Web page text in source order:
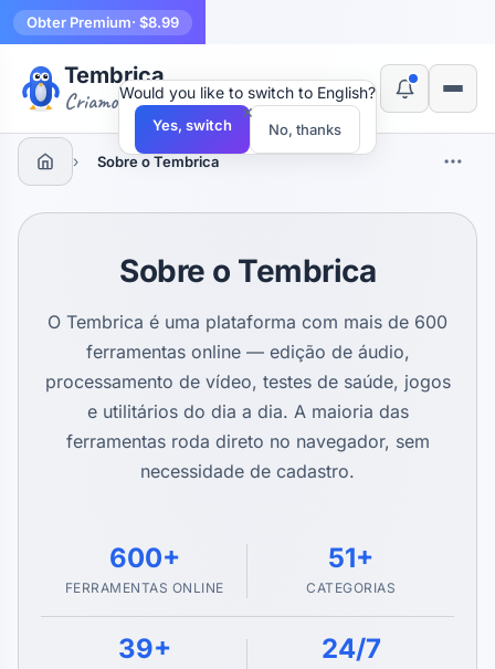
Obter Premium· $8.99
Tembrica
Criamos ferramentas
› Sobre o Tembrica
Sobre o Tembrica
O Tembrica é uma plataforma com mais de 600
ferramentas online — edição de áudio,
processamento de vídeo, testes de saúde, jogos
e utilitários do dia a dia. A maioria das
ferramentas roda direto no navegador, sem
necessidade de cadastro.
600+
FERRAMENTAS ONLINE
51+
CATEGORIAS
39+ 24/7
×
Would you like to switch to English?
Yes, switch No, thanks